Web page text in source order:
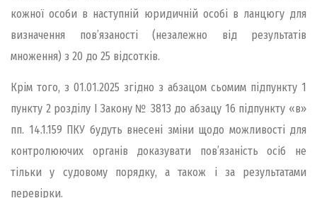
кожної особи в наступній юридичній особі в ланцюгу для
визначення пов’язаності (незалежно від результатів
множення) з 20 до 25 відсотків.
Крім того, з 01.01.2025 згідно з абзацом сьомим підпункту 1
пункту 2 розділу І Закону № 3813 до абзацу 16 підпункту «в»
пп. 14.1.159 ПКУ будуть внесені зміни щодо можливості для
контролюючих органів доказувати пов’язаність осіб не
тільки у судовому порядку, а також і за результатами
перевірки.